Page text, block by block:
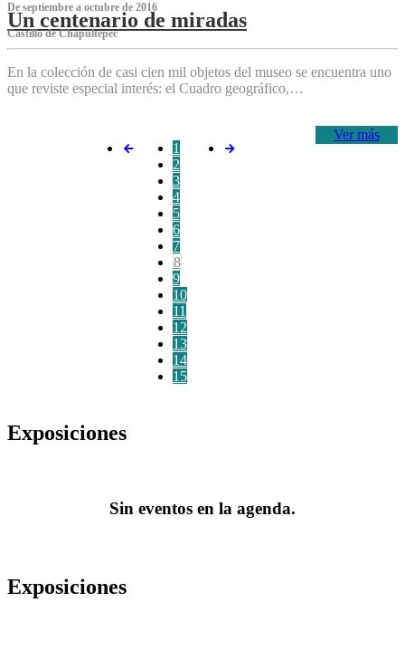
De septiembre a octubre de 2016
Un centenario de miradas
Castillo de Chapultepec
En la colección de casi cien mil objetos del museo se encuentra uno
que reviste especial interés: el Cuadro geográfico,…
Ver más
1
2
3
4
5
6
7
8
9
10
11
12
13
14
15
Exposiciones
Sin eventos en la agenda.
Exposiciones